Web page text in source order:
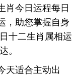
肖今日运程每日
，助您掌握自身
十二生肖属相运
。
天适合主动出